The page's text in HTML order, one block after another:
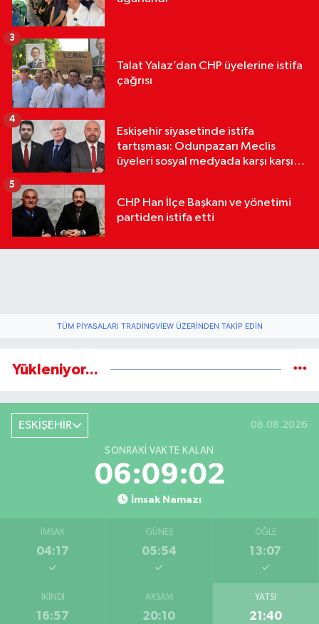
Talat Yalaz’dan CHP üyelerine istifa
çağrısı
3
Eskişehir siyasetinde istifa
tartışması: Odunpazarı Meclis
üyeleri sosyal medyada karşı karşıya
4
CHP Han İlçe Başkanı ve yönetimi
partiden istifa etti
5
TÜM PIYASALARI TRADINGVIEW ÜZERINDEN TAKIP EDIN
Yükleniyor...
ESKİŞEHİR 08.08.2026
SONRAKI VAKTE KALAN
06:09:02
İmsak Namazı
İMSAK
04:17
GÜNEŞ
05:54
ÖĞLE
13:07
İKINDI
16:57
AKŞAM
20:10
YATSI
21:40